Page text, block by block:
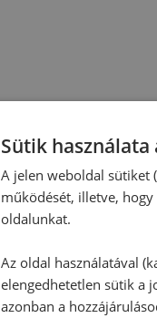
Sütik
A jelen weboldal sütiket
működését, illetve,
oldalunkat.
Az oldal használatával
elengedhetetlen sütik a
azonban a